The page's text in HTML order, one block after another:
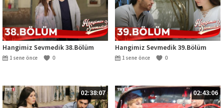
Hangimiz Sevmedik 38.Bölüm
1 sene önce 0
Hangimiz Sevmedik 39.Bölüm
1 sene önce 0
02:38:07 02:43:06